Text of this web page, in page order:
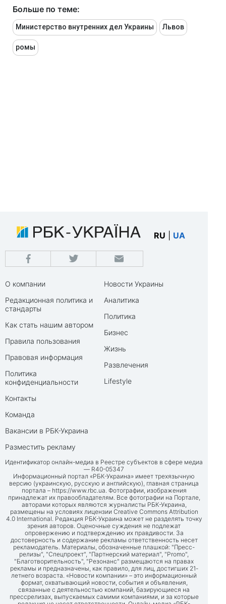
Больше по теме:
Министерство внутренних дел Украины Львов
ромы
RU UA
О компании
Редакционная политика и
стандарты
Как стать нашим автором
Правила пользования
Правовая информация
Политика
конфиденциальности
Контакты
Команда
Вакансии в РБК-Украина
Разместить рекламу
Новости Украины
Аналитика
Политика
Бизнес
Жизнь
Развлечения
Lifestyle
Идентификатор онлайн-медиа в Реестре субъектов в сфере медиа
— R40-05347
Информационный портал «РБК-Украина» имеет трехязычную
версию (украинскую, русскую и английскую), главная страница
портала – https://www.rbc.ua. Фотографии, изображения
принадлежат их правообладателям. Все фотографии на Портале,
авторами которых являются журналисты РБК-Украина,
размещены на условиях лицензии Creative Commons Attribution
4.0 International. Редакция РБК-Украина может не разделять точку
зрения авторов. Оценочные суждения не подлежат
опровержению и подтверждению их правдивости. За
достоверность и содержание рекламы ответственность несет
рекламодатель. Материалы, обозначенные плашкой: "Пресс-
релизы", "Спецпроект", "Партнерский материал", "Promo",
"Благотворительность", "Резонанс" размещаются на правах
рекламы и предназначены, как правило, для лиц, достигших 21-
летнего возраста. «Новости компании» – это информационный
формат, охватывающий новости, события и объявления,
связанные с деятельностью компаний, базирующиеся на
прессрелизах, выпускаемых самими компаниями, и за которые